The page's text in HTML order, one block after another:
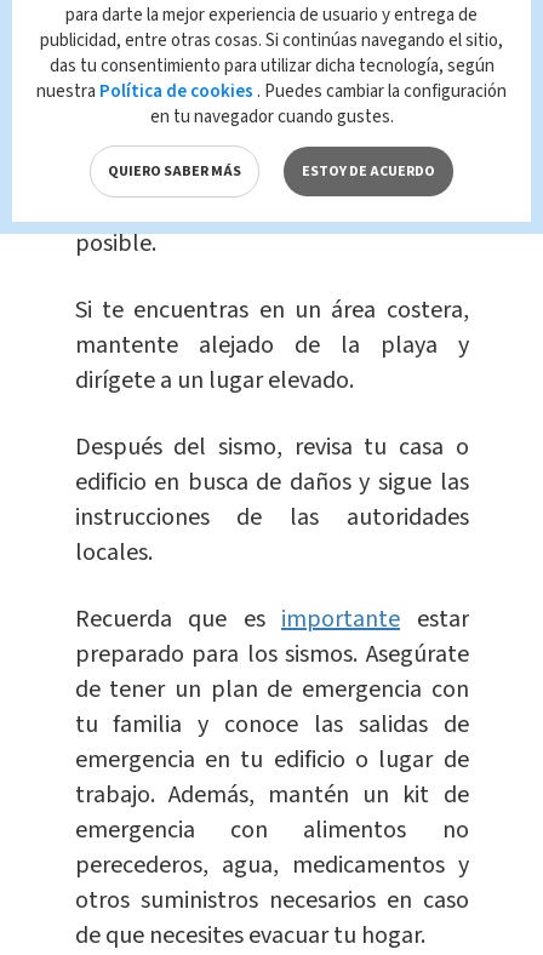
luz. Mantente en el auto hasta que el
sismo termine.
Si estás en un ascensor, detén el
ascensor en el piso más cercano y sal
del ascensor tan
posible.
Si te encuentras en un área costera,
mantente alejado de la playa y
dirígete a un lugar elevado.
Después del sismo, revisa tu casa o
edificio en busca de daños y sigue las
instrucciones de las autoridades
locales.
Recuerda que es importante estar
preparado para los sismos. Asegúrate
de tener un plan de emergencia con
tu familia y conoce las salidas de
emergencia en tu edificio o lugar de
trabajo. Además, mantén un kit de
emergencia con alimentos no
perecederos, agua, medicamentos y
otros suministros necesarios en caso
de que necesites evacuar tu hogar.
para darte la mejor experiencia de usuario y entrega de
publicidad, entre otras cosas. Si continúas navegando el sitio,
das tu consentimiento para utilizar dicha tecnología, según
nuestra Política de cookies . Puedes cambiar la configuración
en tu navegador cuando gustes.
QUIERO SABER MÁS ESTOY DE ACUERDO